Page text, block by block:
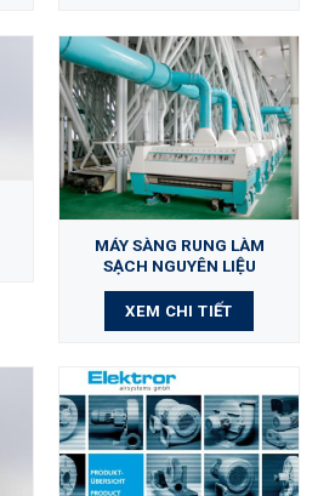
MÁY SÀNG RUNG LÀM
SẠCH NGUYÊN LIỆU
XEM CHI TIẾT